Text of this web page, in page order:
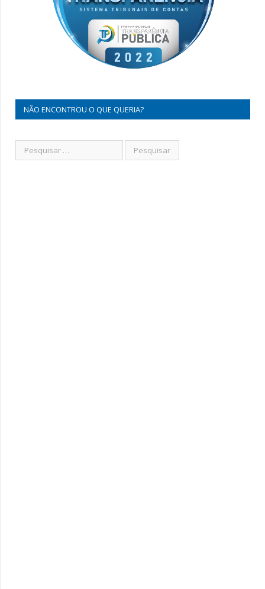
NÃO ENCONTROU O QUE QUERIA?